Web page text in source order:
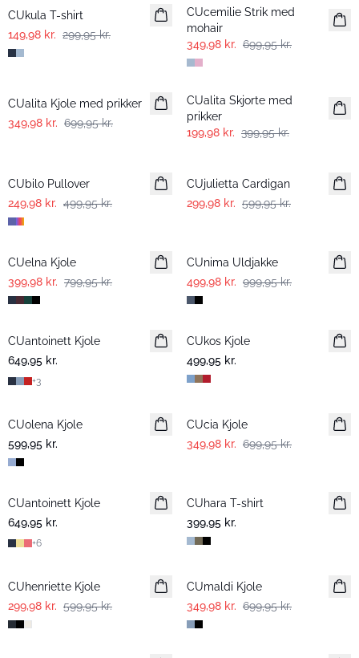
CUkula T-shirt
149,98 kr. 299,95 kr.
CUcemilie Strik med
mohair
349,98 kr. 699,95 kr.
CUalita Kjole med prikker
349,98 kr. 699,95 kr.
-50%
CUalita Skjorte med
prikker
199,98 kr. 399,95 kr.
CUbilo Pullover
249,98 kr. 499,95 kr.
CUjulietta Cardigan
299,98 kr. 599,95 kr.
-50%
CUelna Kjole
399,98 kr. 799,95 kr.
CUnima Uldjakke
499,98 kr. 999,95 kr.
CUantoinett Kjole
649,95 kr.
+3
CUkos Kjole
499,95 kr.
CUolena Kjole
599,95 kr.
CUcia Kjole
349,98 kr. 699,95 kr.
CUantoinett Kjole
649,95 kr.
+6
CUhara T-shirt
399,95 kr.
CUhenriette Kjole
299,98 kr. 599,95 kr.
CUmaldi Kjole
349,98 kr. 699,95 kr.
-50%